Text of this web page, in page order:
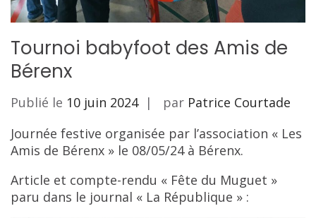
Tournoi babyfoot des Amis de
Bérenx
Publié le 10 juin 2024 par Patrice Courtade
Journée festive organisée par l’association « Les
Amis de Bérenx » le 08/05/24 à Bérenx.
Article et compte-rendu « Fête du Muguet »
paru dans le journal « La République » :